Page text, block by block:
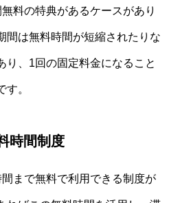
料の特典があるケースがあり
間は無料時間が短縮されたりな
り、1回の固定料金になること
。
時間制度
まで無料で利用できる制度が